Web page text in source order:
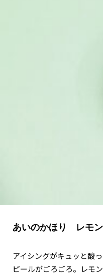
誠光社で選び
あいのかほり レモ
アイシングがキュッと酸
ピールがごろごろ。レモ